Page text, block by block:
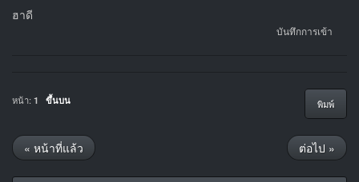
ฮาดี
บันทึกการเข้า
พิมพ์
หน้า: 1 ขึ้นบน
« หน้าที่แล้ว ต่อไป »